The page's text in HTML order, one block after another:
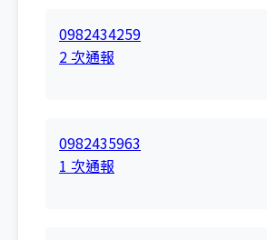
0982434259
2 次通報
0982435963
1 次通報